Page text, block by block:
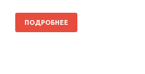
ПОДРОБНЕЕ